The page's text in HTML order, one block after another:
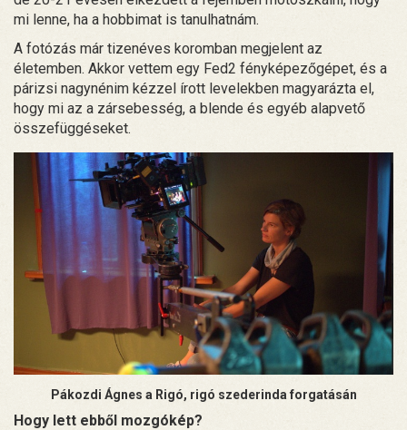
mi lenne, ha a hobbimat is tanulhatnám.
A fotózás már tizenéves koromban megjelent az
életemben. Akkor vettem egy Fed2 fényképezőgépet, és a
párizsi nagynénim kézzel írott levelekben magyarázta el,
hogy mi az a zársebesség, a blende és egyéb alapvető
összefüggéseket.
Pákozdi Ágnes a Rigó, rigó szederinda forgatásán
Hogy lett ebből mozgókép?